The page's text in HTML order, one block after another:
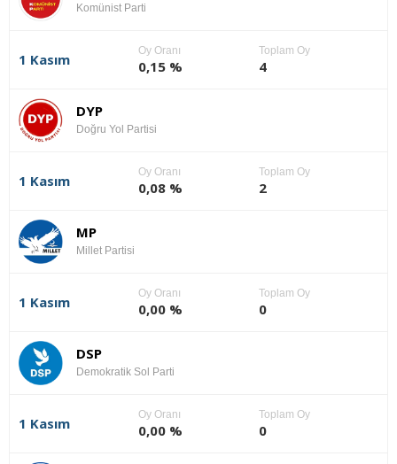
Komünist Parti
1 Kasım
Oy Oranı
0,15 %
Toplam Oy
4
DYP
Doğru Yol Partisi
1 Kasım
Oy Oranı
0,08 %
Toplam Oy
2
MP
Millet Partisi
1 Kasım
Oy Oranı
0,00 %
Toplam Oy
0
DSP
Demokratik Sol Parti
1 Kasım
Oy Oranı
0,00 %
Toplam Oy
0